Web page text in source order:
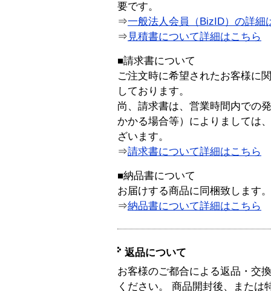
要です。
⇒一般法人会員（BizID）の詳細
⇒ 見積書について詳細はこちら
■請求書について
ご注文時に希望されたお客様に
しております。
尚、請求書は、営業時間内での
かかる場合等）によりましては
ざいます。
⇒請求書について詳細はこちら
■納品書について
お届けする商品に同梱致します。
⇒納品書について詳細はこちら
返品について
お客様のご都合による返品・交
ください。 商品開封後、または